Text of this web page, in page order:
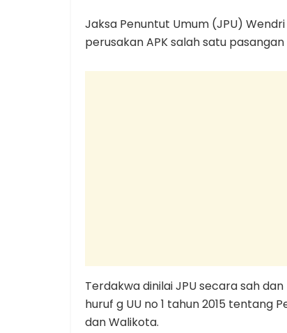
Jaksa Penuntut Umum (JPU)
perusakan APK salah satu
Terdakwa dinilai JPU secara sah
huruf g UU no 1 tahun 2015 tentang
dan Walikota.